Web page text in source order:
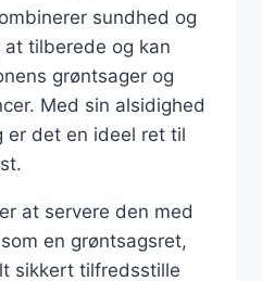
sundhed og
tilberede og kan
grøntsager og
Med sin alsidighed
er det en ideel ret til
at servere den med
en grøntsagsret,
sikkert tilfredsstille